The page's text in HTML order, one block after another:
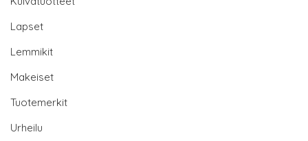
Lapset
Lemmikit
Makeiset
Tuotemerkit
Urheilu